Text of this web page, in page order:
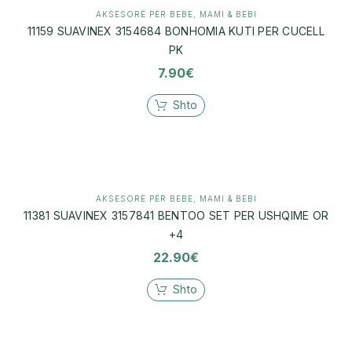
AKSESORË PËR BEBE MAMI & BEBI
11159 SUAVINEX 3154684 BONHOMIA KUTI PER CUCELL
PK
7.90€
Shto
AKSESORË PËR BEBE MAMI & BEBI
11381 SUAVINEX 3157841 BENTOO SET PER USHQIME OR
+4
22.90€
Shto